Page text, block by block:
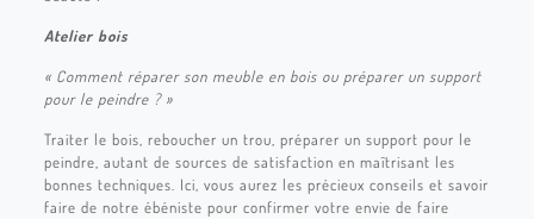
Atelier bois
« Comment réparer son meuble en bois ou préparer un support
pour le peindre ? »
Traiter le bois, reboucher un trou, préparer un support pour le
peindre, autant de sources de satisfaction en maîtrisant les
bonnes techniques. Ici, vous aurez les précieux conseils et savoir
faire de notre ébéniste pour confirmer votre envie de faire